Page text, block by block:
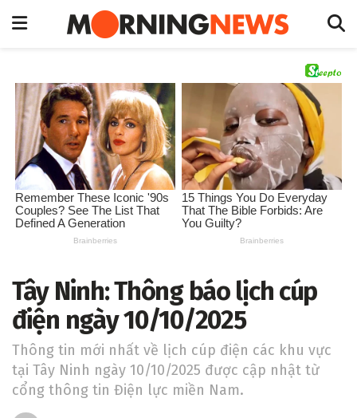
Tây Ninh: Thông báo lịch cúp
điện ngày 10/10/2025
Thông tin mới nhất về lịch cúp điện các khu vực
tại Tây Ninh ngày 10/10/2025 được cập nhật từ
cổng thông tin Điện lực miền Nam.